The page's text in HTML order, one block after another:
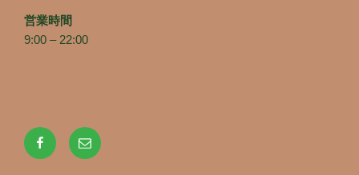
営業時間
9:00 – 22:00
Facebook
メ
ー